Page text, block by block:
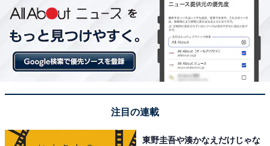
「ヘーゼルナッツチョコバー」注目の連載
東野圭吾や湊かなえだけじゃな